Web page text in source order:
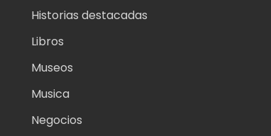
Historias destacadas
Libros
Museos
Musica
Negocios